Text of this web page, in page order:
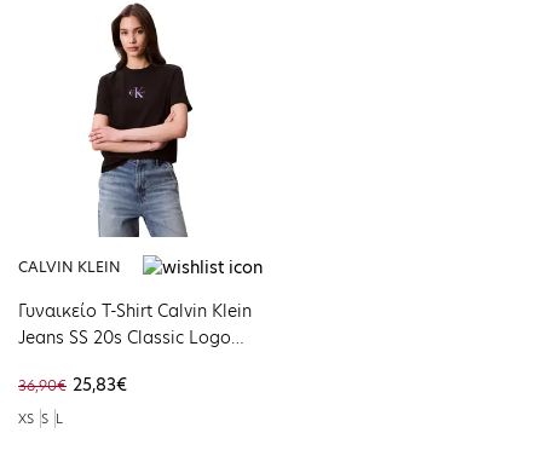
CALVIN KLEIN
Γυναικείο T-Shirt Calvin Klein
Jeans SS 20s Classic Logo
36,90€ 25,83€
XS S L